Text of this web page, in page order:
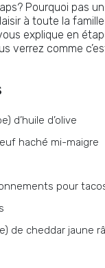
Pourquoi pas
à toute la
explique en
verrez comme
d’huile d’olive
haché mi-maigre
pour
de cheddar jaune